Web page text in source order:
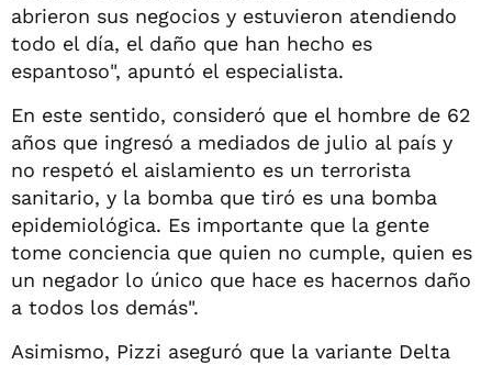
abrieron sus negocios y estuvieron atendiendo
todo el día, el daño que han hecho es
espantoso", apuntó el especialista.
En este sentido, consideró que el hombre de 62
años que ingresó a mediados de julio al país y
no respetó el aislamiento es un terrorista
sanitario, y la bomba que tiró es una bomba
epidemiológica. Es importante que la gente
tome conciencia que quien no cumple, quien es
un negador lo único que hace es hacernos daño
a todos los demás".
Asimismo, Pizzi aseguró que la variante Delta